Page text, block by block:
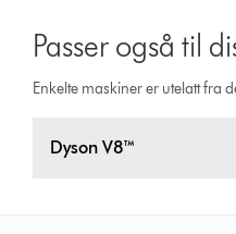
Passer også til
Enkelte maskiner er utelatt fra
Dyson V8™